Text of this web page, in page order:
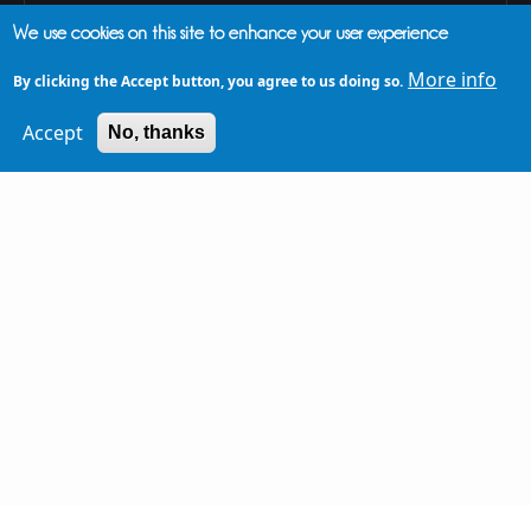
Light (dark background)
Dark (light background)
Dark - Light font color (light background)
We use cookies on this site to enhance your user experience
By clicking the Accept button, you agree to us doing so. More info
Accept No, thanks